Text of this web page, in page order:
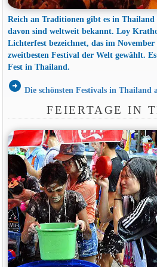
Reich an Traditionen gibt es in Thailand
davon sind weltweit bekannt. Loy
Lichterfest bezeichnet, das im
zweitbesten Festival der Welt gewählt.
Fest in Thailand.
arrow_circle_right Die schönsten Festivals in Thailand
FEIERTAGE IN